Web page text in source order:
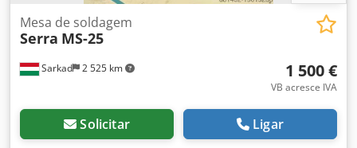
Sarkad 2 525 km
Mesa de soldagem
Serra MS-25
1 500 €
VB acresce IVA
Solicitar Ligar